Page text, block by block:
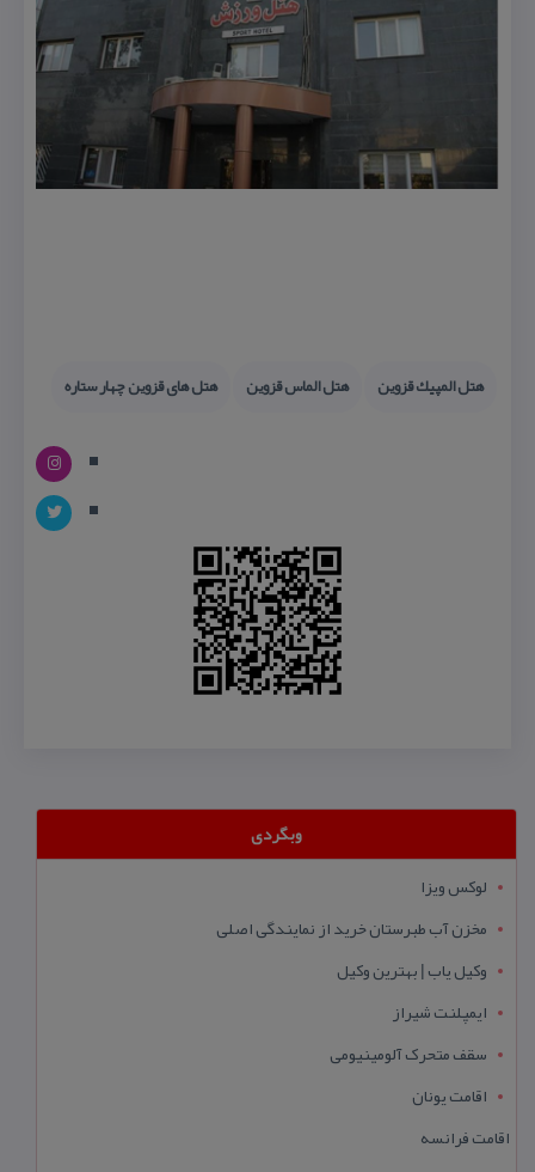
هتل المپیك قزوین هتل الماس قزوین هتل های قزوین چهار ستاره
وبگردی
لوکس ویزا
مخزن آب طبرستان خرید از نمایندگی اصلی
وکیل یاب | بهترین وکیل
ایمپلنت شیراز
سقف متحرک آلومینیومی
اقامت یونان
اقامت فرانسه